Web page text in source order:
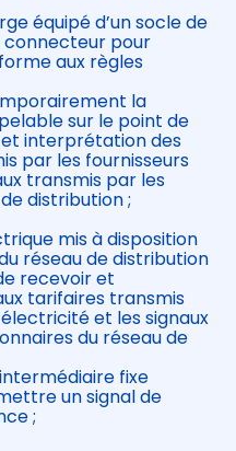
équipé d’un socle de
connecteur pour
aux règles
la
sur le point de
interprétation des
par les fournisseurs
transmis par les
distribution ;
mis à disposition
réseau de distribution
recevoir et
tarifaires transmis
et les signaux
du réseau de
fixe
un signal de
;